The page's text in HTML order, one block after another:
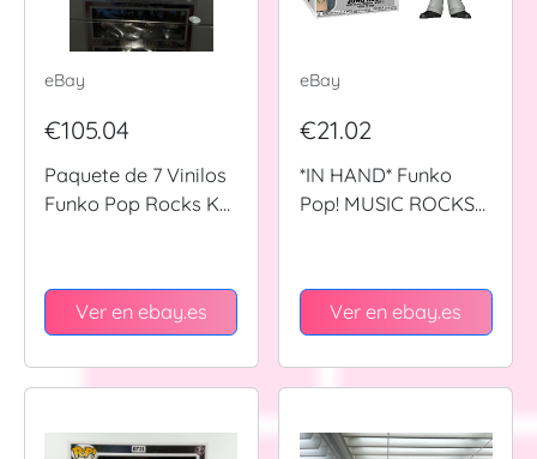
eBay
€105.04
Paquete de 7 Vinilos
Funko Pop Rocks K-
Ver en ebay.es
eBay
€21.02
*IN HAND* Funko
Pop! MUSIC ROCKS
Ver en ebay.es